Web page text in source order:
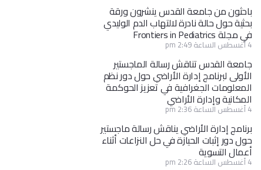
باحثون من جامعة القدس ينشرون ورقة
بحثية حول حالة نادرة لالتهاب الدم الوليدي
في مجلة Frontiers in Pediatrics
4 أغسطس الساعة 2:49 pm
جامعة القدس تناقش رسالة الماجستير
الأولى لبرنامج إدارة الأراضي حول دور نظم
المعلومات الجغرافية في تعزيز الحوكمة
المكانية وإدارة الأراضي
4 أغسطس الساعة 2:36 pm
برنامج إدارة الأراضي يناقش رسالة ماجستير
حول دور إثبات الحيازة في حل النزاعات أثناء
أعمال التسوية
4 أغسطس الساعة 2:26 pm